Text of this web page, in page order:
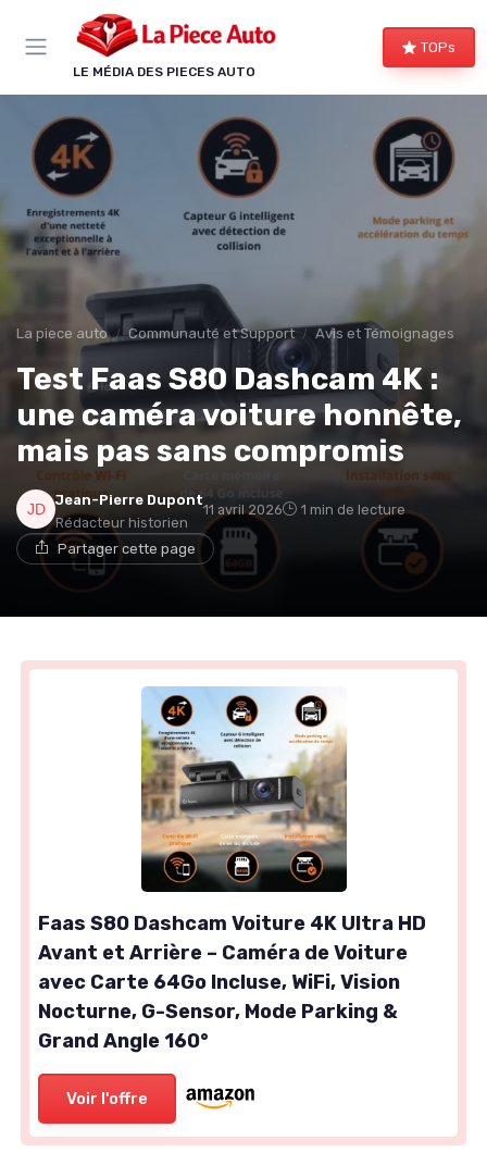
LE MÉDIA DES PIECES AUTO
TOPs
La piece auto Communauté et Support Avis et Témoignages
Test Faas S80 Dashcam 4K :
une caméra voiture honnête,
mais pas sans compromis
Jean-Pierre Dupont
Rédacteur historien
11 avril 2026 1 min de lecture
Partager cette page
Faas S80 Dashcam Voiture 4K Ultra HD
Avant et Arrière – Caméra de Voiture
avec Carte 64Go Incluse, WiFi, Vision
Nocturne, G-Sensor, Mode Parking &
Grand Angle 160°
Voir l'offre
Panneau de gestion des cookies